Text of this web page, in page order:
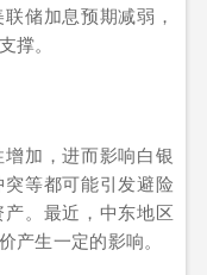
储加息预期减弱，
撑。
加，进而影响白银
等都可能引发避险
。最近，中东地区
产生一定的影响。